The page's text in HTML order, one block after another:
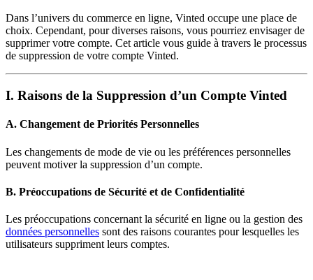
Dans l’univers du commerce en ligne, Vinted occupe une place de
choix. Cependant, pour diverses raisons, vous pourriez envisager de
supprimer votre compte. Cet article vous guide à travers le processus
de suppression de votre compte Vinted.
I. Raisons de la Suppression d’un Compte Vinted
A. Changement de Priorités Personnelles
Les changements de mode de vie ou les préférences personnelles
peuvent motiver la suppression d’un compte.
B. Préoccupations de Sécurité et de Confidentialité
Les préoccupations concernant la sécurité en ligne ou la gestion des
données personnelles sont des raisons courantes pour lesquelles les
utilisateurs suppriment leurs comptes.